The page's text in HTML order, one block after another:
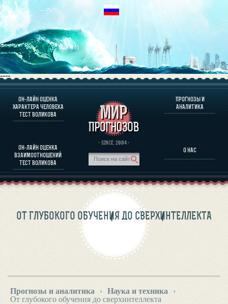
----
ОН-ЛАЙН ОЦЕНКА
ХАРАКТЕРА ЧЕЛОВЕКА
ТЕСТ ВОЛИКОВА
ОН-ЛАЙН ОЦЕНКА
ВЗАИМООТНОШЕНИЙ
ТЕСТ ВОЛИКОВА
· SINCE. 2004 ·
ПРОГНОЗЫ И
АНАЛИТИКА
О НАС
О ПРОГРАММЕ
ОЦЕНКА ХАРАКТЕРA ЧЕЛОВЕКА
ОЦЕНКА ХАРАКТЕРА ВЫДАЮЩИХСЯ ЛИЧНОСТЕЙ
О ПРОГРАММЕ
ПРОГНОЗЫ И АНАЛИТИКА
ОТ ГЛУБОКОГО ОБУЧЕНИЯ ДО СВЕРХИНТЕЛЛЕКТА
Прогнозы и аналитика › Наука и техника
›
От глубокого обучения до сверхинтеллекта